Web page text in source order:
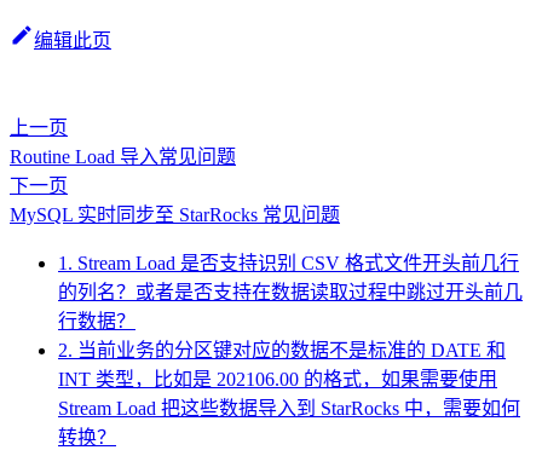
编辑此页
上一页
Routine Load 导入常见问题
下一页
MySQL 实时同步至 StarRocks 常见问题
1. Stream Load 是否支持识别 CSV 格式文件开头前几行
的列名？或者是否支持在数据读取过程中跳过开头前几
行数据？
2. 当前业务的分区键对应的数据不是标准的 DATE 和
INT 类型，比如是 202106.00 的格式，如果需要使用
Stream Load 把这些数据导入到 StarRocks 中，需要如何
转换？